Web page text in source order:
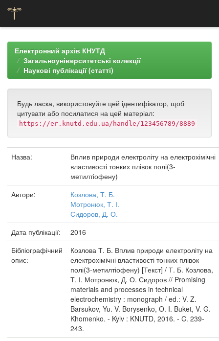
navigationЕлектронний архів КНУТД
Загальноуніверситетські колекції
Наукові публікації (статті)
Будь ласка, використовуйте цей ідентифікатор, щоб
цитувати або посилатися на цей матеріал:
https://er.knutd.edu.ua/handle/123456789/8889
Назва:
Вплив природи електроліту на електрохімічні
властивості тонких плівок полі(3-
метилтіофену)
Автори:
Козлова, Т. Б.
Мотронюк, Т. І.
Сидоров, Д. О.
Дата публікації:
2016
Бібліографічний
опис:
Козлова Т. Б. Вплив природи електроліту на
електрохімічні властивості тонких плівок
полі(3-метилтіофену) [Текст] / Т. Б. Козлова,
Т. І. Мотронюк, Д. О. Сидоров // Promising
materials and processes in technical
electrochemistry : monograph / ed.: V. Z.
Barsukov, Yu. V. Borysenko, O. I. Buket, V. G.
Khomenko. - Kyiv : KNUTD, 2016. - C. 239-
243.